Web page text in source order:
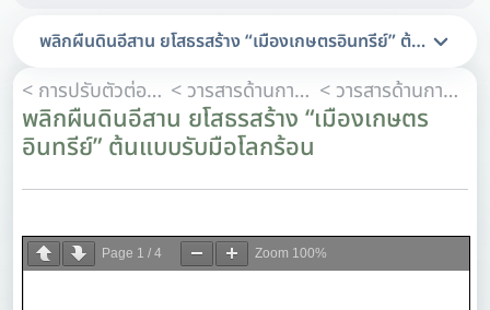
พลิกผืนดินอีสาน ยโสธรสร้าง “เมืองเกษตรอินทรีย์” ต้นแบบรับมื
< การปรับตัวต่อการเปลี่ยนแปลงสภาพภูมิอากาศ < วารสารด้านการปรับตัวต่อการเปลี่ยนแปลงสภาพภูมิอากาศ < วารสารด้านการปรับตัวต่อการเปลี่ยนแปลงสภาพภูมิอากาศ ฉบับปี 2025
พลิกผืนดินอีสาน ยโสธรสร้าง “เมืองเกษตร
อินทรีย์” ต้นแบบรับมือโลกร้อน
Page 1 / 4 Zoom 100%